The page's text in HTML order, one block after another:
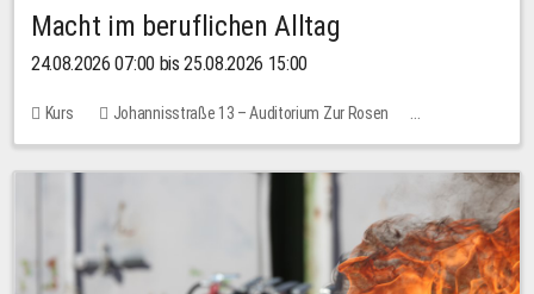
Macht im beruflichen Alltag
24.08.2026 07:00 bis 25.08.2026 15:00
Kurs
Johannisstraße 13 – Auditorium Zur Rosen
Keine freien Plätze